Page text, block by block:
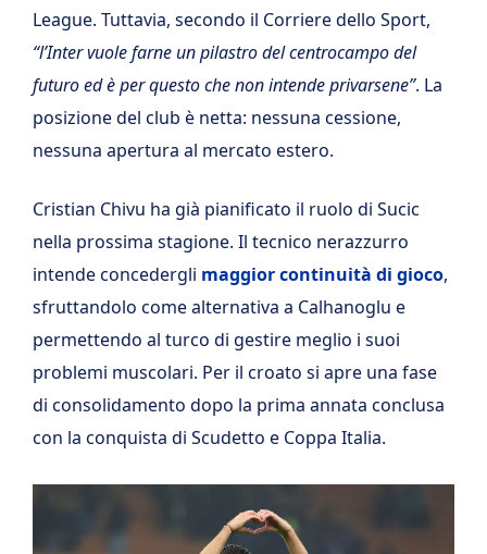
League. Tuttavia, secondo il Corriere dello Sport,
“l’Inter vuole farne un pilastro del centrocampo del
futuro ed è per questo che non intende privarsene”. La
posizione del club è netta: nessuna cessione,
nessuna apertura al mercato estero.
Cristian Chivu ha già pianificato il ruolo di Sucic
nella prossima stagione. Il tecnico nerazzurro
intende concedergli maggior continuità di gioco,
sfruttandolo come alternativa a Calhanoglu e
permettendo al turco di gestire meglio i suoi
problemi muscolari. Per il croato si apre una fase
di consolidamento dopo la prima annata conclusa
con la conquista di Scudetto e Coppa Italia.